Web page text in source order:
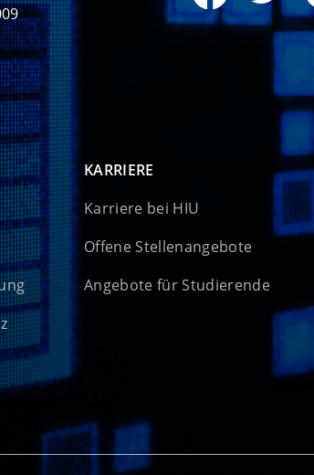
KARRIERE
Karriere bei HIU
Offene Stellenangebote
Angebote für Studierende